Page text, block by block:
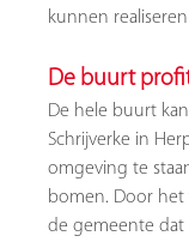
kunnen
De buurt
De hele buurt
Schrijverke in
omgeving te
bomen. Door
de gemeente